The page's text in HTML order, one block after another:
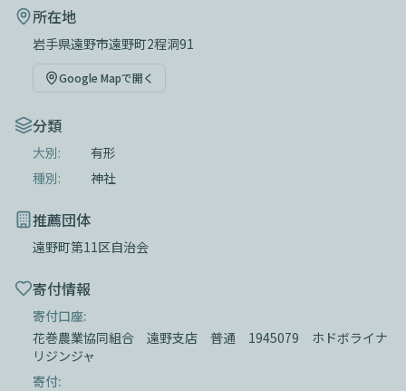
所在地
岩手県遠野市遠野町2程洞91
Google Mapで開く
分類
大別:
有形
種別:
神社
推薦団体
遠野町第11区自治会
寄付情報
寄付口座:
花巻農業協同組合 遠野支店 普通 1945079 ホドボライナ
リジンジャ
寄付: